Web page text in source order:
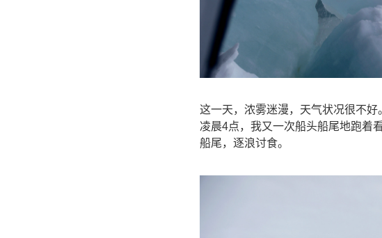
这一天，浓雾迷漫，天气状况很不
凌晨4点，我又一次船头船尾地跑着
船尾，逐浪讨食。